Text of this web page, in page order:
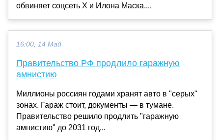
обвиняет соцсеть X и Илона Маска....
16:00, 14 Май
Правительство РФ продлило гаражную
амнистию
Миллионы россиян годами хранят авто в "серых"
зонах. Гараж стоит, документы — в тумане.
Правительство решило продлить "гаражную
амнистию" до 2031 год...